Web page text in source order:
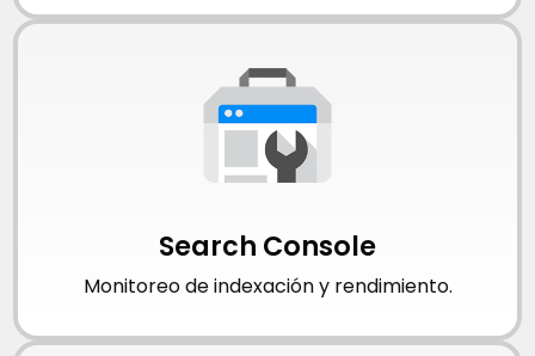
Search Console
Monitoreo de indexación y rendimiento.